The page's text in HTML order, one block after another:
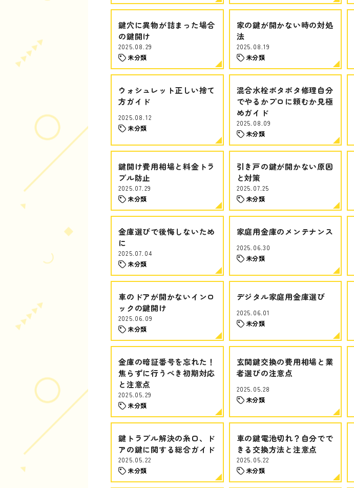
鍵穴に異物が詰まった場合
の鍵開け
2025.08.29
未分類
家の鍵が開かない時の対処
法
2025.08.19
未分類
ウォシュレット正しい捨て
方ガイド
2025.08.12
未分類
混合水栓ポタポタ修理自分
でやるかプロに頼むか見極
めガイド
2025.08.09
未分類
鍵開け費用相場と料金トラ
ブル防止
2025.07.29
未分類
引き戸の鍵が開かない原因
と対策
2025.07.25
未分類
金庫選びで後悔しないため
に
2025.07.04
未分類
家庭用金庫のメンテナンス
2025.06.30
未分類
車のドアが開かないインロ
ックの鍵開け
2025.06.09
未分類
デジタル家庭用金庫選び
2025.06.01
未分類
金庫の暗証番号を忘れた！
焦らずに行うべき初期対応
と注意点
2025.05.29
未分類
玄関鍵交換の費用相場と業
者選びの注意点
2025.05.28
未分類
鍵トラブル解決の糸口、ド
アの鍵に関する総合ガイド
2025.05.22
未分類
車の鍵電池切れ？自分でで
きる交換方法と注意点
2025.05.22
未分類